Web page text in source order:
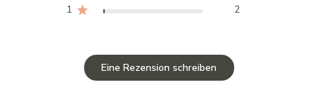
1
2
Eine Rezension schreiben